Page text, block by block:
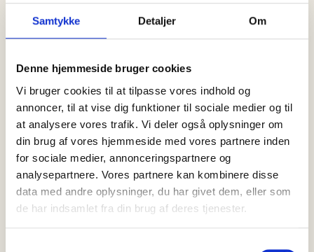
Samtykke Detaljer Om
Denne hjemmeside bruger cookies
Vi bruger cookies til at tilpasse vores indhold og
annoncer, til at vise dig funktioner til sociale medier og til
at analysere vores trafik. Vi deler også oplysninger om
din brug af vores hjemmeside med vores partnere inden
for sociale medier, annonceringspartnere og
analysepartnere. Vores partnere kan kombinere disse
data med andre oplysninger, du har givet dem, eller som
de har indsamlet fra din brug af deres tjenester.